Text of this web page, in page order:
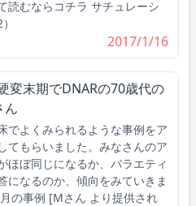
読むならコチラ サチュレーシ
2017/1/16
変末期でDNARの70歳代の
ん
でよくみられるような事例をア
てもらいました。みなさんのア
ほぼ同じになるか、バラエティ
になるのか、傾向をみていきま
の事例 [Mさん より提供され